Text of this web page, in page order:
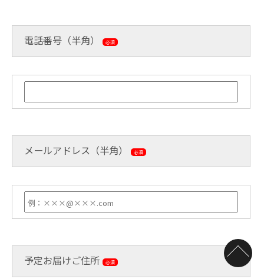
電話番号（半角） 必須
メールアドレス（半角） 必須
予定お届けご住所 必須